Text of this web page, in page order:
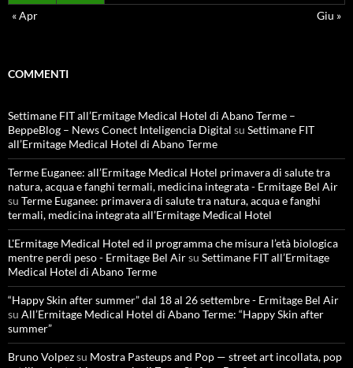
« Apr
Giu »
COMMENTI
Settimane FIT all’Ermitage Medical Hotel di Abano Terme –
BeppeBlog – News Conect Inteligencia Digital su Settimane FIT
all’Ermitage Medical Hotel di Abano Terme
Terme Euganee: all’Ermitage Medical Hotel primavera di salute tra
natura, acqua e fanghi termali, medicina integrata - Ermitage Bel Air
su Terme Euganee: primavera di salute tra natura, acqua e fanghi
termali, medicina integrata all’Ermitage Medical Hotel
L'Ermitage Medical Hotel ed il programma che misura l’età biologica
mentre perdi peso - Ermitage Bel Airsu Settimane FIT all’Ermitage
Medical Hotel di Abano Terme
“Happy Skin after summer” dal 18 al 26 settembre - Ermitage Bel Air
su All’Ermitage Medical Hotel di Abano Terme: “Happy Skin after
summer”
Bruno Volpezsu Mostra Pasteups and Pop — street art incollata, pop